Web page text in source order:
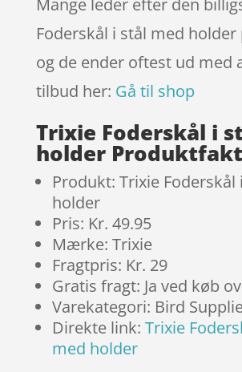
Foderskål i stål med holder
og de ender oftest ud med
tilbud her: Gå til shop
Trixie Foderskål i
holder
Produkt: Trixie Foderskål
holder
Pris: Kr. 49.95
Mærke: Trixie
Fragtpris: Kr. 29
Gratis fragt: Ja ved køb
Varekategori: Bird
Direkte link: Trixie
med holder